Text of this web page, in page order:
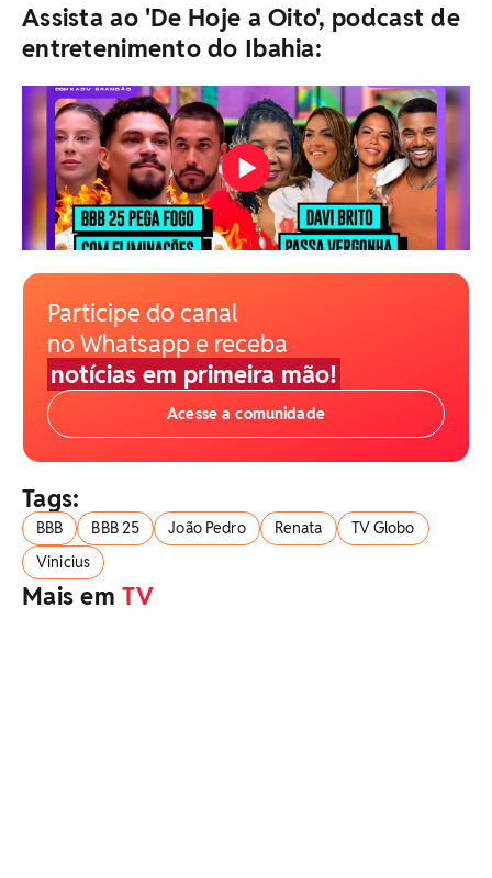
Assista ao 'De Hoje a Oito', podcast de
entretenimento do Ibahia:
Participe do canal
no Whatsapp e receba
notícias em primeira mão!
Acesse a comunidade
Tags:
BBB BBB 25 João Pedro Renata
TV Globo
Vinicius
Mais emTV